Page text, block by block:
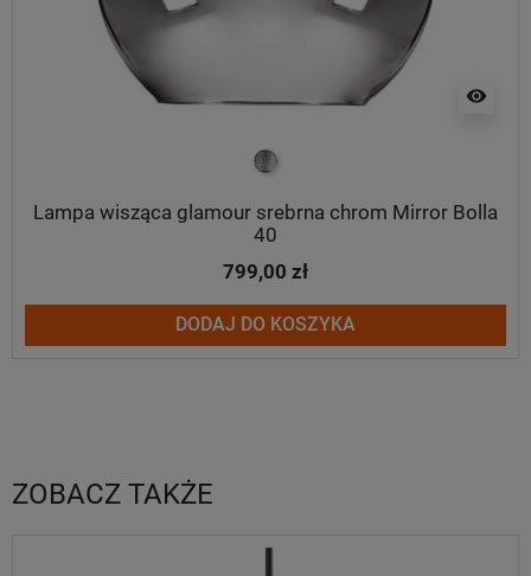
visibility
srebrny
Lampa wisząca glamour srebrna chrom Mirror Bolla
40
799,00 zł
DODAJ DO KOSZYKA
ZOBACZ TAKŻE